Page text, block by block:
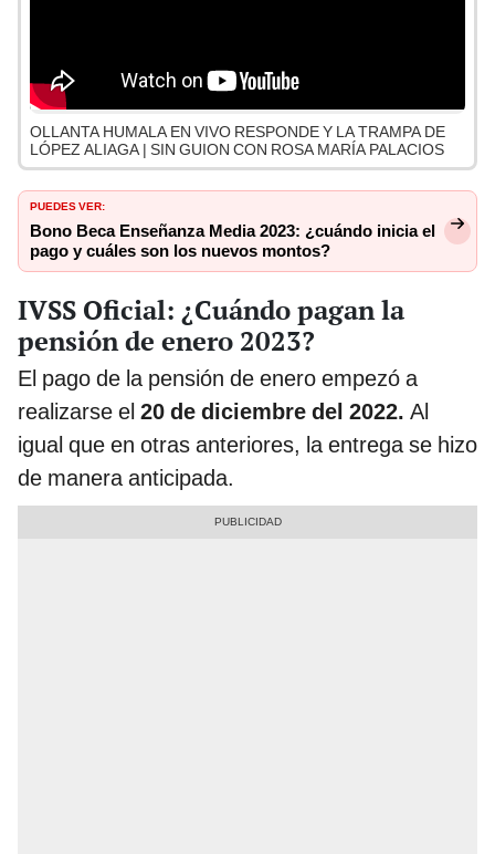
OLLANTA HUMALA EN VIVO RESPONDE Y LA TRAMPA DE
LÓPEZ ALIAGA | SIN GUION CON ROSA MARÍA PALACIOS
PUEDES VER:
Bono Beca Enseñanza Media 2023: ¿cuándo inicia el
pago y cuáles son los nuevos montos?
IVSS Oficial: ¿Cuándo pagan la
pensión de enero 2023?
El pago de la pensión de enero empezó a
realizarse el 20 de diciembre del 2022. Al
igual que en otras anteriores, la entrega se hizo
de manera anticipada.